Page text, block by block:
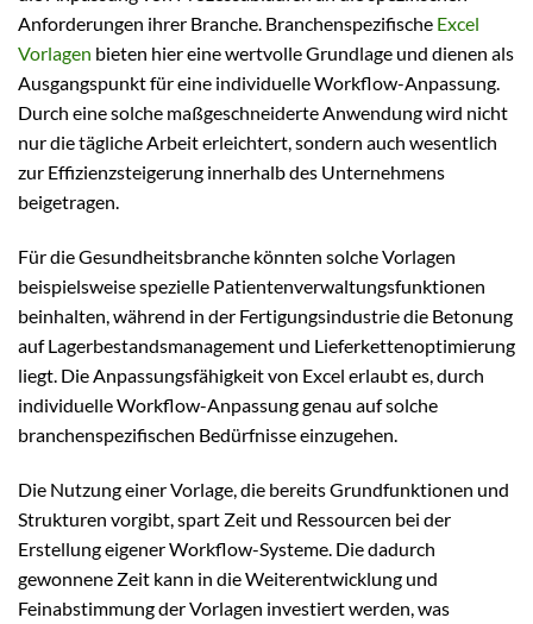
Anforderungen ihrer Branche. Branchenspezifische Excel
Vorlagen bieten hier eine wertvolle Grundlage und dienen als
Ausgangspunkt für eine individuelle Workflow-Anpassung.
Durch eine solche maßgeschneiderte Anwendung wird nicht
nur die tägliche Arbeit erleichtert, sondern auch wesentlich
zur Effizienzsteigerung innerhalb des Unternehmens
beigetragen.
Für die Gesundheitsbranche könnten solche Vorlagen
beispielsweise spezielle Patientenverwaltungsfunktionen
beinhalten, während in der Fertigungsindustrie die Betonung
auf Lagerbestandsmanagement und Lieferkettenoptimierung
liegt. Die Anpassungsfähigkeit von Excel erlaubt es, durch
individuelle Workflow-Anpassung genau auf solche
branchenspezifischen Bedürfnisse einzugehen.
Die Nutzung einer Vorlage, die bereits Grundfunktionen und
Strukturen vorgibt, spart Zeit und Ressourcen bei der
Erstellung eigener Workflow-Systeme. Die dadurch
gewonnene Zeit kann in die Weiterentwicklung und
Feinabstimmung der Vorlagen investiert werden, was